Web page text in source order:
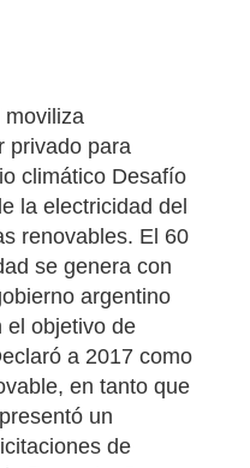
moviliza
privado para
climático Desafío
la electricidad del
renovables. El 60
se genera con
argentino
el objetivo de
a 2017 como
en tanto que
un
de